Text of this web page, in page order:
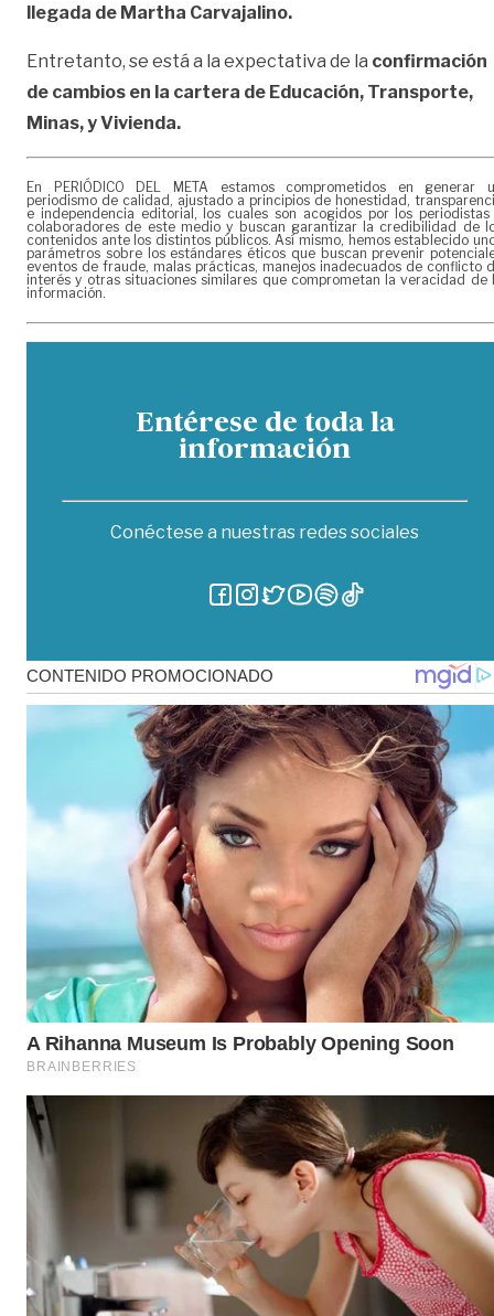
llegada de Martha Carvajalino.
Entretanto, se está a la expectativa de la confirmación
de cambios en la cartera de Educación, Transporte,
Minas, y Vivienda.
En PERIÓDICO DEL META estamos comprometidos en generar
periodismo de calidad, ajustado a principios de honestidad,
e independencia editorial, los cuales son acogidos por los periodistas
colaboradores de este medio y buscan garantizar la credibilidad de
contenidos ante los distintos públicos. Así mismo, hemos establecido
parámetros sobre los estándares éticos que buscan prevenir
eventos de fraude, malas prácticas, manejos inadecuados de conflicto
interés y otras situaciones similares que comprometan la veracidad de
información.
Entérese de toda la
información
Conéctese a nuestras redes sociales